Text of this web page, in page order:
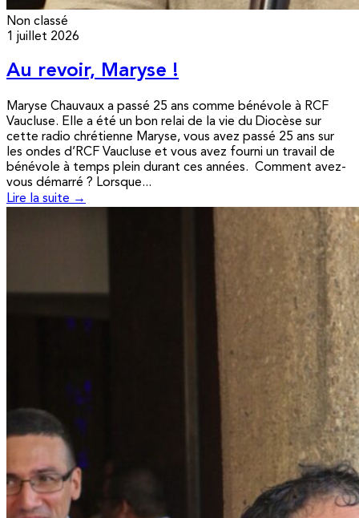
Non classé
1 juillet 2026
Au revoir, Maryse !
Maryse Chauvaux a passé 25 ans comme bénévole à RCF
Vaucluse. Elle a été un bon relai de la vie du Diocèse sur
cette radio chrétienne Maryse, vous avez passé 25 ans sur
les ondes d’RCF Vaucluse et vous avez fourni un travail de
bénévole à temps plein durant ces années. Comment avez-
vous démarré ? Lorsque...
Lire la suite →